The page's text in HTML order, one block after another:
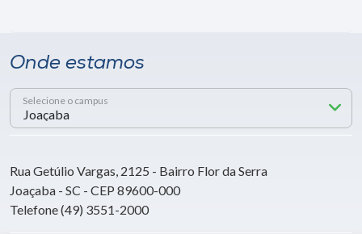
Onde estamos
Selecione o campus
Rua Getúlio Vargas, 2125 - Bairro Flor da Serra
Joaçaba - SC - CEP 89600-000
Telefone (49) 3551-2000